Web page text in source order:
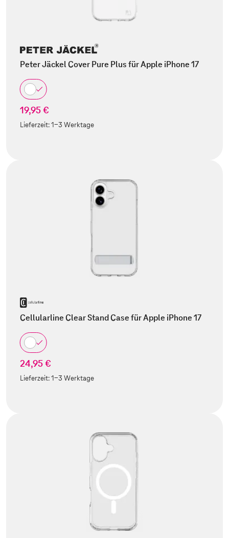
Peter Jäckel Cover Pure Plus für Apple iPhone 17
19,95 €
Lieferzeit:1-3 Werktage
Cellularline Clear Stand Case für Apple iPhone 17
24,95 €
Lieferzeit:1-3 Werktage